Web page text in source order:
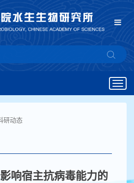
研动态
响宿主抗病毒能力的